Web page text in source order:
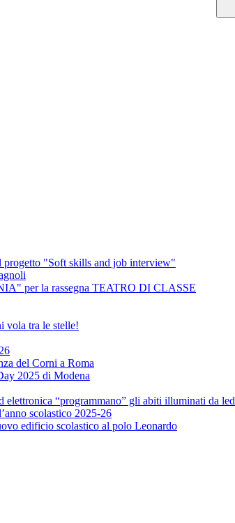
progetto "Soft skills and job interview"
per la rassegna TEATRO DI CLASSE
vola tra le stelle!
del Corni a Roma
2025 di Modena
elettronica “programmano” gli abiti illuminati da led
scolastico 2025-26
edificio scolastico al polo Leonardo